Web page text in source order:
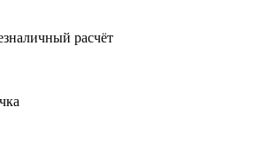
расчёт